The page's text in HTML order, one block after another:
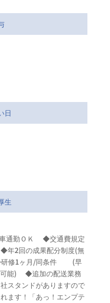
日
生
通勤ＯＫ ◆交通費規定
2回の成果配分制度(無
修1ヶ月/同条件 (早
可能) ◆追加の配送業務
タンドがありますので
ます！「あっ！エンプテ